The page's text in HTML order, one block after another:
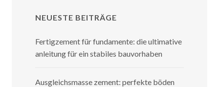
NEUESTE BEITRÄGE
Fertigzement für fundamente: die ultimative
anleitung für ein stabiles bauvorhaben
Ausgleichsmasse zement: perfekte böden